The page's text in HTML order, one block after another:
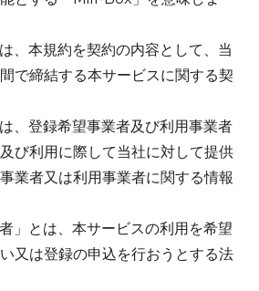
、本規約を契約の内容として、当
で締結する本サービスに関する契
、登録希望事業者及び利用事業者
び利用に際して当社に対して提供
業者又は利用事業者に関する情報
」とは、本サービスの利用を希望
又は登録の申込を行おうとする法